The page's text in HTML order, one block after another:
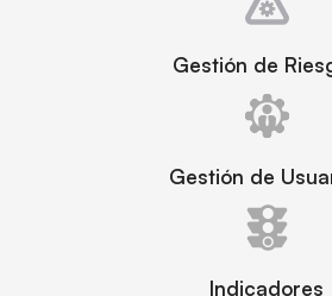
Gestión de
Gestión de
Indicadores